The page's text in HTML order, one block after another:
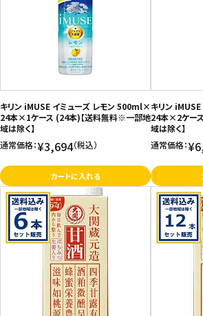
キリン iMUSE イミューズ レモン 500ml×
24本×1ケース (24本)【送料無料※一部地
域は除く】
通常価格：¥3,694（税込）
カートに入れる
キリン
24本×2ケー
域は除く】
通常価格：